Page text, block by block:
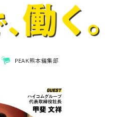
PEAK熊本編集部